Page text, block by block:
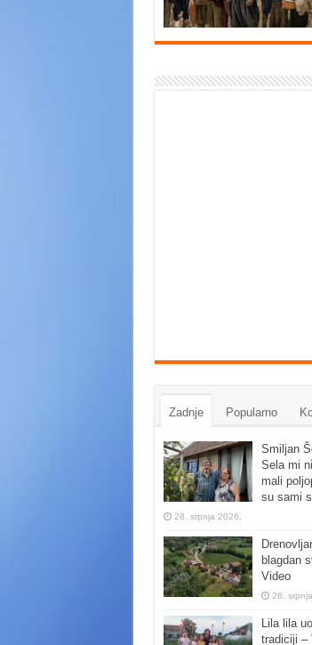
Zadnje Popularno
Smiljan
Sela mi
mali
su sami
28. srpnja 2026.
blagdan
Video
26.
Lila lila
tradiciji –